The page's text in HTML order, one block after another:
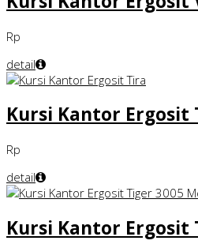
Rp
detail
Kursi Kantor Ergosit
Rp
detail
Kursi Kantor Ergosit